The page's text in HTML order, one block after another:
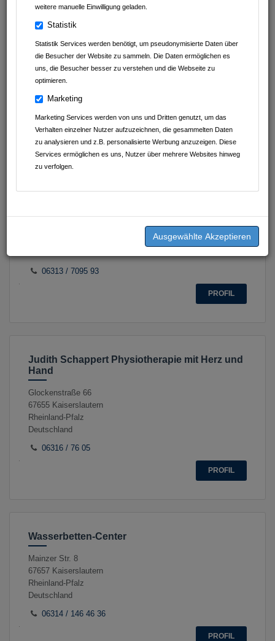
weitere manuelle Einwilligung geladen.
Statistik
Statistik Services werden benötigt, um pseudonymisierte Daten über
die Besucher der Website zu sammeln. Die Daten ermöglichen es
uns, die Besucher besser zu verstehen und die Webseite zu
optimieren.
Marketing
Marketing Services werden von uns und Dritten genutzt, um das
Verhalten einzelner Nutzer aufzuzeichnen, die gesammelten Daten
zu analysieren und z.B. personalisierte Werbung anzuzeigen. Diese
Services ermöglichen es uns, Nutzer über mehrere Websites hinweg
zu verfolgen.
Tchibo Filiale
Rheinland-Pfalz
Deutschland
06313 / 437 92 06
PROFIL
K & M Sports GmbH
Schneidmühlgasse 1
06313 / 7095 93
PROFIL
Judith Schappert Physiotherapie mit Herz und
Hand
Glockenstraße 66
67655 Kaiserslautern
Rheinland-Pfalz
Deutschland
06316 / 76 05
PROFIL
Wasserbetten-Center
Mainzer Str. 8
67657 Kaiserslautern
Rheinland-Pfalz
Deutschland
06314 / 146 46 36
PROFIL